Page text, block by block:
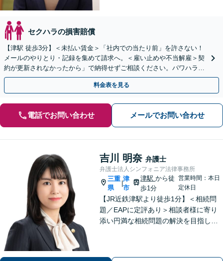
セクハラの損害賠償
【津駅 徒歩3分】＜未払い賃金＞「社内での当たり前」を許さない！
メールのやりとり・記録を集めて請求へ。＜雇い止めや不当解雇＞契
約が更新されなかったから」で納得せずご相談ください。パワハラ、
労災問題も対応可能です【弁護士経験10年以上】
料金表を見る
電話でお問い合わせ メールでお問い合わせ
吉川 明奈 弁護士
弁護士法人シンフォニア法律事務所
三重
県
|
津
市
津駅から徒
歩1分
営業時間：本日
定休日
【JR近鉄津駅より徒歩1分】＜相続問
題／EAPに定評あり＞相談者様に寄り
添い円満な相続問題の解決を目指しま